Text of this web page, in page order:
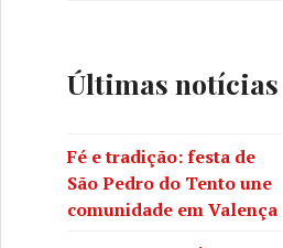
Últimas notícias
Fé e tradição: festa de
São Pedro do Tento une
comunidade em Valença